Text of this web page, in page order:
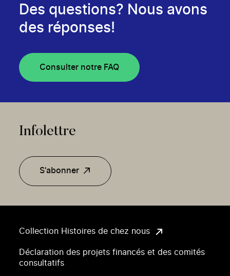
Collection Histoires de chez nous
Déclaration des projets financés et des comités
consultatifs
Des questions? Nous avons
des réponses!
Consulter notre FAQ
Infolettre
S'abonner